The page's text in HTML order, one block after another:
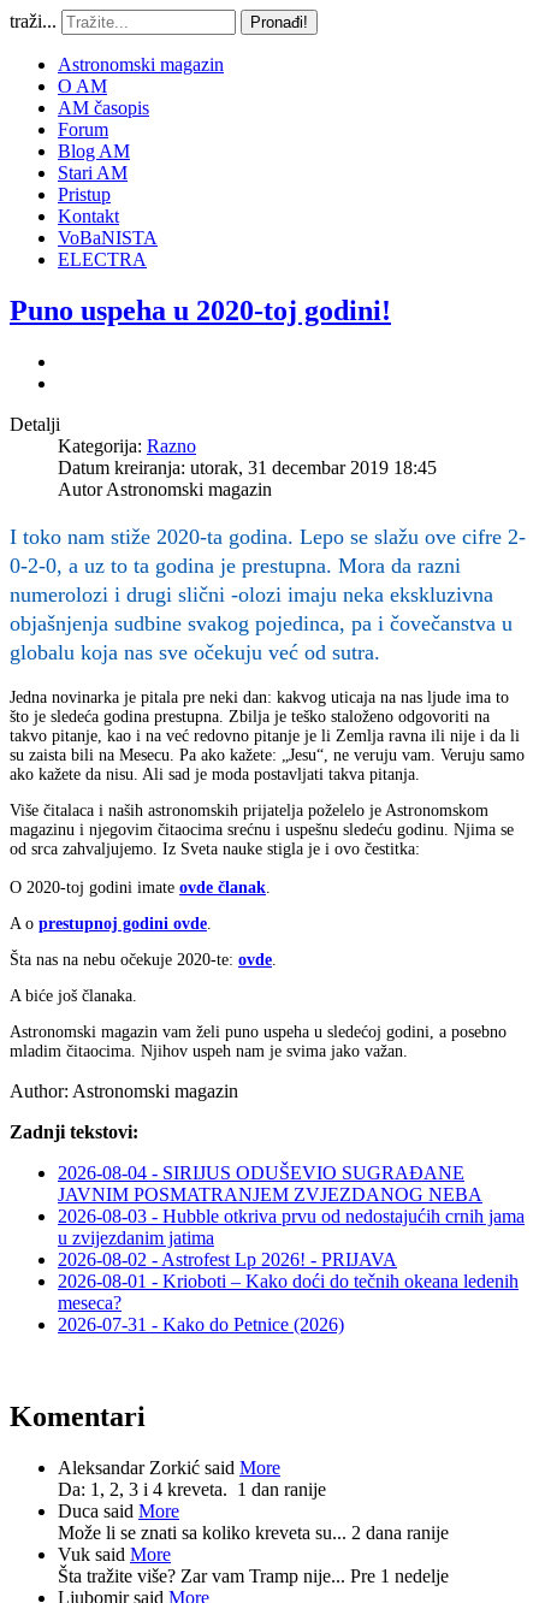
traži... Pronađi!
Astronomski magazin
O AM
AM časopis
Forum
Blog AM
Stari AM
Pristup
Kontakt
VoBaNISTA
ELECTRA
Puno uspeha u 2020-toj godini!
Detalji
Kategorija: Razno
Datum kreiranja: utorak, 31 decembar 2019 18:45
AutorAstronomski magazin
I toko nam stiže 2020-ta godina. Lepo se slažu ove cifre 2-
0-2-0, a uz to ta godina je prestupna. Mora da razni
numerolozi i drugi slični -olozi imaju neka ekskluzivna
objašnjenja sudbine svakog pojedinca, pa i čovečanstva u
globalu koja nas sve očekuju već od sutra.
Jedna novinarka je pitala pre neki dan: kakvog uticaja na nas ljude ima to
što je sledeća godina prestupna. Zbilja je teško staloženo odgovoriti na
takvo pitanje, kao i na već redovno pitanje je li Zemlja ravna ili nije i da li
su zaista bili na Mesecu. Pa ako kažete: „Jesu“, ne veruju vam. Veruju samo
ako kažete da nisu. Ali sad je moda postavljati takva pitanja.
Više čitalaca i naših astronomskih prijatelja poželelo je Astronomskom
magazinu i njegovim čitaocima srećnu i uspešnu sledeću godinu. Njima se
od srca zahvaljujemo. Iz Sveta nauke stigla je i ovo čestitka:
O 2020-toj godini imate ovde članak
A o prestupnoj godini ovde
Šta nas na nebu očekuje 2020-te: ovde
A biće još članaka.
Astronomski magazin vam želi puno uspeha u sledećoj godini, a posebno
mladim čitaocima. Njihov uspeh nam je svima jako važan.
Author: Astronomski magazin
Zadnji tekstovi:
2026-08-04 - SIRIJUS ODUŠEVIO SUGRAĐANE
JAVNIM POSMATRANJEM ZVJEZDANOG NEBA
2026-08-03 - Hubble otkriva prvu od nedostajućih crnih jama
u zvijezdanim jatima
2026-08-02 - Astrofest Lp 2026! - PRIJAVA
2026-08-01 - Krioboti – Kako doći do tečnih okeana ledenih
meseca?
2026-07-31 - Kako do Petnice (2026)
Komentari
Aleksandar Zorkić said More
Da: 1, 2, 3 i 4 kreveta. 1 dan ranije
Duca said More
Može li se znati sa koliko kreveta su... 2 dana ranije
Vuk said More
Šta tražite više? Zar vam Tramp nije... Pre 1 nedelje
Ljubomir said More